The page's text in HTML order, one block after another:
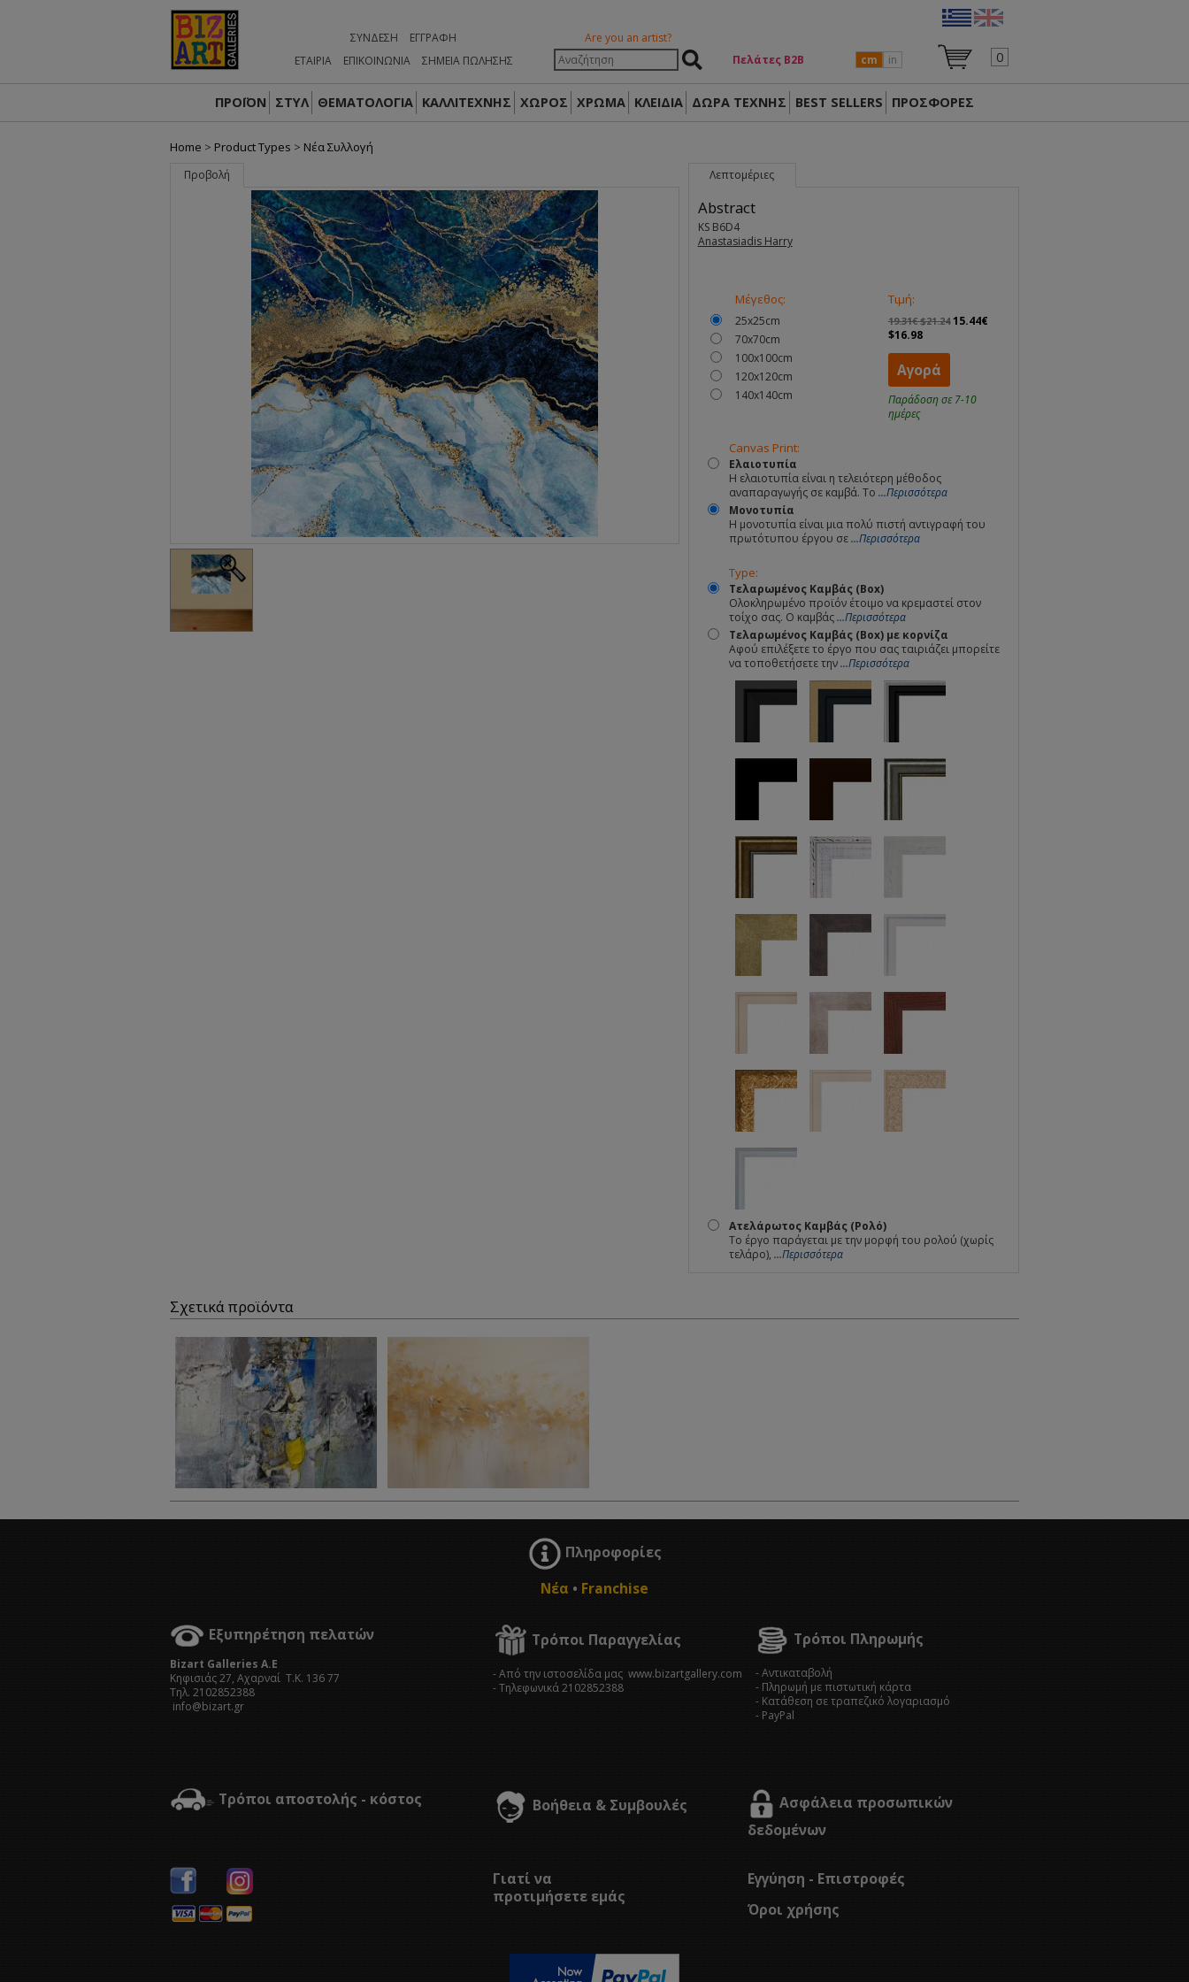
ΣΎΝΔΕΣΗ
ΕΓΓΡΑΦΉ
ΕΤΑΙΡΙΑ
ΕΠΙΚΟΙΝΩΝΙΑ ΣΗΜΕΙΑ ΠΩΛΗΣΗΣ
Are you an artist?
Πελάτες Β2Β
cm in 0
ΠΡΟΪΟΝ ΣΤΥΛ ΘΕΜΑΤΟΛΟΓΙΑ ΚΑΛΛΙΤΕΧΝΗΣ ΧΩΡΟΣ ΧΡΩΜΑ ΚΛΕΙΔΙΑ ΔΏΡΑ ΤΈΧΝΗΣ BEST SELLERS ΠΡΟΣΦΟΡΕΣ
Home > Product Types > Nέα Συλλογή
Προβολή Λεπτομέριες
Abstract
KS B6D4
Anastasiadis Harry
Μέγεθος:
25x25cm
70x70cm
100x100cm
120x120cm
140x140cm
Τιμή:
19.31€ $21.24 15.44€
$16.98
Αγορά
Παράδοση σε 7-10
ημέρες
Canvas Print:
Ελαιοτυπία
Η ελαιοτυπία είναι η τελειότερη μέθοδος
αναπαραγωγής σε καμβά. Το ...Περισσότερα
Μονοτυπία
Η μονοτυπία είναι μια πολύ πιστή αντιγραφή του
πρωτότυπου έργου σε...Περισσότερα
Type:
Τελαρωμένος Καμβάς (Box)
Ολοκληρωμένο προϊόν έτοιμο να κρεμαστεί στον
τοίχο σας. Ο καμβάς...Περισσότερα
Τελαρωμένος Καμβάς (Box) με κορνίζα
Αφού επιλέξετε το έργο που σας ταιριάζει μπορείτε
να τοποθετήσετε την...Περισσότερα
Ατελάρωτος Καμβάς (Ρολό)
Το έργο παράγεται με την μορφή του ρολού (χωρίς
τελάρο), ...Περισσότερα
Σχετικά προϊόντα
Πληροφορίες
Νέα • Franchise
Εξυπηρέτηση πελατών
Bizart Galleries A.E
Kηφισιάς 27, Αχαρναί Τ.Κ. 136 77
Τηλ. 2102852388
info@bizart.gr
Τρόποι Παραγγελίας
- Από την ιστοσελίδα μας www.bizartgallery.com
- Tηλεφωνικά 2102852388
Τρόποι Πληρωμής
- Αντικαταβολή
- Πληρωμή με πιστωτική κάρτα
- Κατάθεση σε τραπεζικό λογαριασμό
- PayPal
Τρόποι αποστολής - κόστος Βοήθεια & Συμβουλές
Ασφάλεια προσωπικών
δεδομένων
Γιατί να
προτιμήσετε εμάς
Εγγύηση - Επιστροφές
Όροι χρήσης